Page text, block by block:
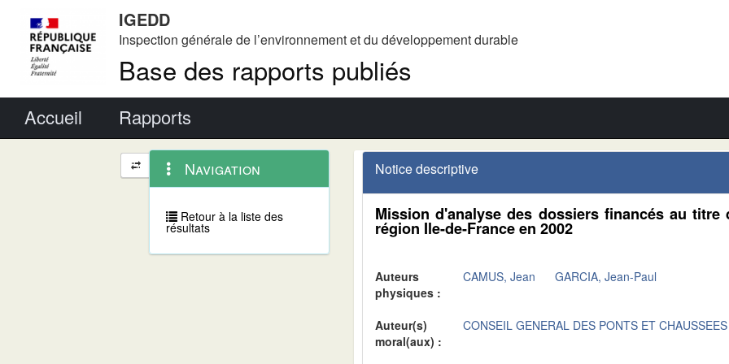
IGEDD
Inspection générale de l’environnement et du développement durable
Base des rapports publiés
Accueil Rapports
Navigation
et
outils
annexes
contextuel
Navigation
Retour à la liste des
résultats
Notice descriptive
Mission d'analyse des dossiers financés au titre
région Ile-de-France en 2002
Auteurs
physiques :
CAMUS, Jean GARCIA, Jean-Paul
Auteur(s)
moral(aux) :
CONSEIL GENERAL DES PONTS ET